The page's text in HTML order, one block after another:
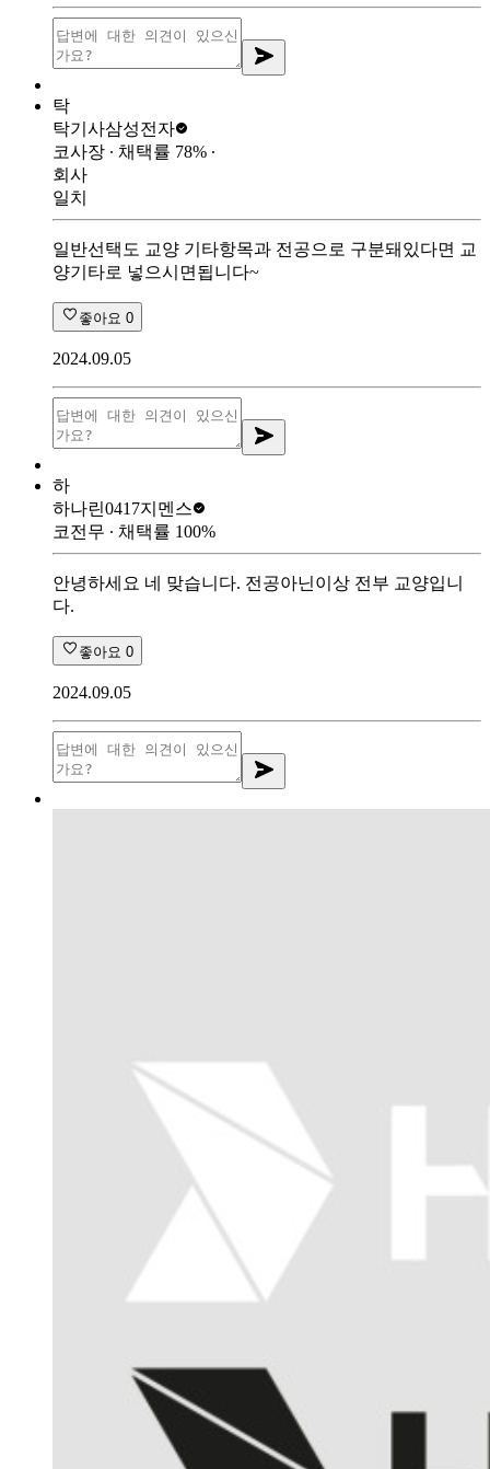
탁
탁기사삼성전자
코사장 ∙ 채택률 78% ∙
회사
일치
일반선택도 교양 기타항목과 전공으로 구분돼있다면 교
양기타로 넣으시면됩니다~
좋아요 0
2024.09.05
하
하나린0417지멘스
코전무 ∙ 채택률 100%
안녕하세요 네 맞습니다. 전공아닌이상 전부 교양입니
다.
좋아요 0
2024.09.05